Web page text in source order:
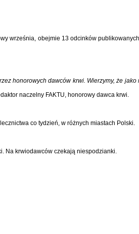
września, obejmie 13 odcinków
honorowych dawców krwi. Wierzymy, że jako
naczelny FAKTU, honorowy dawca krwi.
co tydzień, w różnych miastach Polski.
Na krwiodawców czekają niespodzianki.